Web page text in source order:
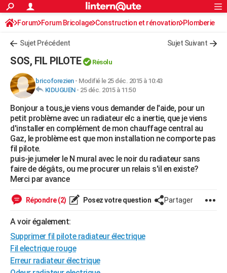
ACTUALITÉS
Politique
Société
Faits Divers
Education
Monde
Villes
+
FINANCE
Retraite
Impôts
Epargne
Immobilier
Risques naturels par ville
Banque
Assurance
Crédit
AUTO
Essais
Réserver un essai
Citadines
Berlines
SUV
Forum auto
+HIGH-TECH
Mobiles
Meilleur smartphone
Internet
Ordinateurs
Jeux vidéo
Guide high-tech
+BRICOLAGE
Forum
Aménagement intérieur
Extérieur
Cuisine
Salle de bains
Jardinage
Rangement
WEEK-END
Guides de France
Escapades
Patrimoine
Expositions
Musées
Week-end nature
+LIFESTYLE
Art de vivre
Bien-être
Loisirs
Mode
Modes de vie
SANTE
VOYAGE
Destinations
City break
Voyage nature
Voyage de noces
Forum
Climat
+PHOTO
GUIDES D'ACHAT
Rechercher
S'inscrire
Connexion
Forum Forum Bricolage Construction et rénovation Plomberie
Sujet Précédent Sujet Suivant
SOS, FIL PILOTE Résolu
bricoforezien- Modifié le 25 déc. 2015 à 10:43
KIDUGUEN- 25 déc. 2015 à 11:50
Bonjour a tous,je viens vous demander de l'aide, pour un
petit problème avec un radiateur elc a inertie, que je viens
d'installer en complément de mon chauffage central au
Gaz, le problème est que mon installation ne comporte pas
fil pilote.
puis-je jumeler le N mural avec le noir du radiateur sans
faire de dégâts, ou me procurer un relais s'il en existe?
Merci par avance
Répondre (2) Posez votre question Partager
A voir également:
Supprimer fil pilote radiateur électrique
Fil electrique rouge
Erreur radiateur électrique